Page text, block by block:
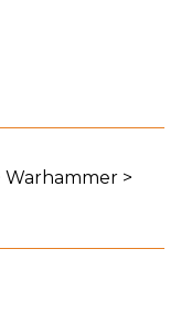
Warhammer >